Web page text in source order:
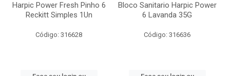
Harpic Power Fresh Pinho 6
Reckitt Simples 1Un
Código: 316628
Bloco Sanitario Harpic Power
6 Lavanda 35G
Código: 316636